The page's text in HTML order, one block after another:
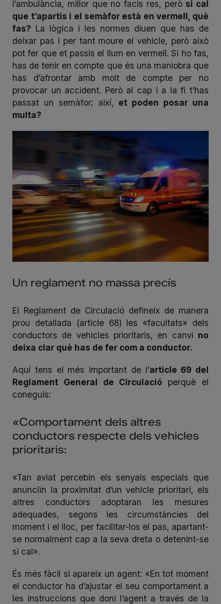
l’ambulància, millor que no facis res, però si cal
que t’apartis i el semàfor està en vermell, què
fas? La lògica i les normes diuen que has de
deixar pas i per tant moure el vehicle, però això
pot fer que et passis el llum en vermell. Si ho fas,
has de tenir en compte que és una maniobra que
has d’afrontar amb molt de compte per no
provocar un accident. Però al cap i a la fi t’has
passat un semàfor; així, et poden posar una
multa?
Un reglament no massa precís
El Reglament de Circulació defineix de manera
prou detallada (article 68) les «facultats» dels
conductors de vehicles prioritaris, en canvi no
deixa clar què has de fer com a conductor.
Aquí tens el més important de l’article 69 del
Reglament General de Circulació perquè el
coneguis:
«Comportament dels altres
conductors respecte dels vehicles
prioritaris:
«Tan aviat percebin els senyals especials que
anunciïn la proximitat d’un vehicle prioritari, els
altres conductors adoptaran les mesures
adequades, segons les circumstàncies del
moment i el lloc, per facilitar-los el pas, apartant-
se normalment cap a la seva dreta o detenint-se
si cal».
És més fàcil si apareix un agent: «En tot moment
el conductor ha d’ajustar el seu comportament a
les instruccions que doni l’agent a través de la